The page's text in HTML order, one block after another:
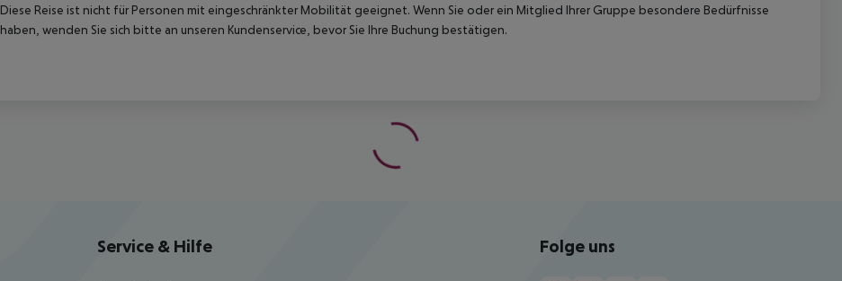
Diese Reise ist nicht für Personen mit eingeschränkter Mobilität geeignet. Wenn Sie oder ein Mitglied Ihrer Gruppe besondere Bedürfnisse
haben, wenden Sie sich bitte an unseren Kundenservice, bevor Sie Ihre Buchung bestätigen.
Service & Hilfe Folge uns